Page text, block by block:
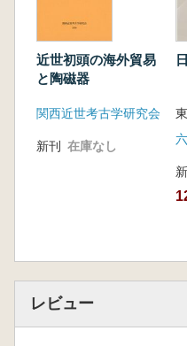
近世初頭の海外貿易
と陶磁器
関西近世考古学研究会
新刊 在庫なし
レビュー